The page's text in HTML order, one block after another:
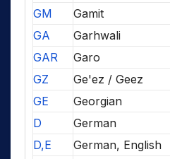
GM
Gamit
GA
Garhwali
GAR
Garo
GZ
Ge'ez / Geez
GE
Georgian
D
German
D,E
German, English